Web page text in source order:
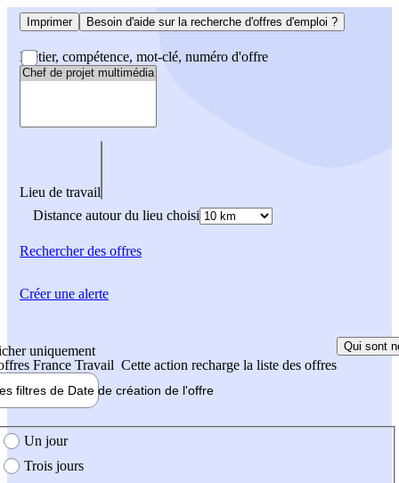
Imprimer Besoin d'aide sur la recherche d'offres d'emploi ?
Métier, compétence, mot-clé, numéro d'offre
Lieu de travail
Distance autour du lieu choisi
Rechercherdes offres
uniquement
France Travail Cette action recharge la liste des offres
Qui sont
filtres de Date de création de l'offre
création de l'offre
Un jour
Trois jours
Créer une alerte